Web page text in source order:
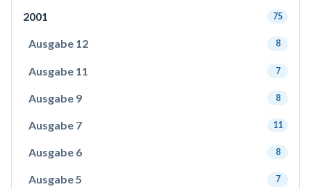
2001 75
Ausgabe 12 8
Ausgabe 11 7
Ausgabe 9 8
Ausgabe 7 11
Ausgabe 6 8
Ausgabe 5 7